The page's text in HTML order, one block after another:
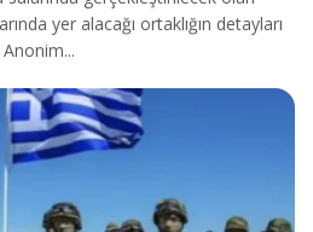
yer alacağı ortaklığın detayları